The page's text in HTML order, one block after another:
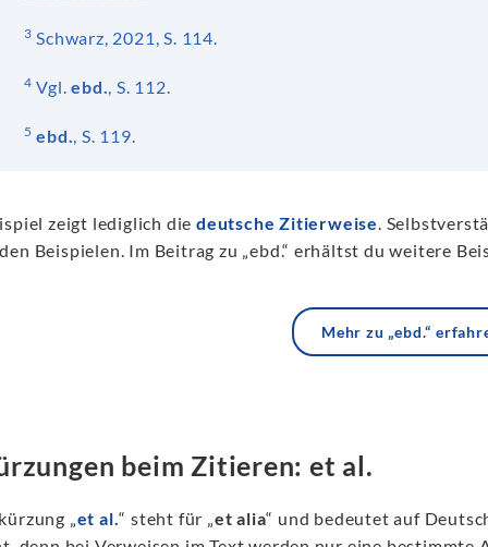
3 Schwarz, 2021, S. 114.
4 Vgl.ebd., S. 112.
5 ebd., S. 119.
zeigt lediglich die deutsche Zitierweise.
Beispielen. Im Beitrag zu „ebd.“ erhältst du weitere
Mehr zu „ebd.“
beim Zitieren: et al.
„et al.“ steht für „et alia“ und bedeutet auf